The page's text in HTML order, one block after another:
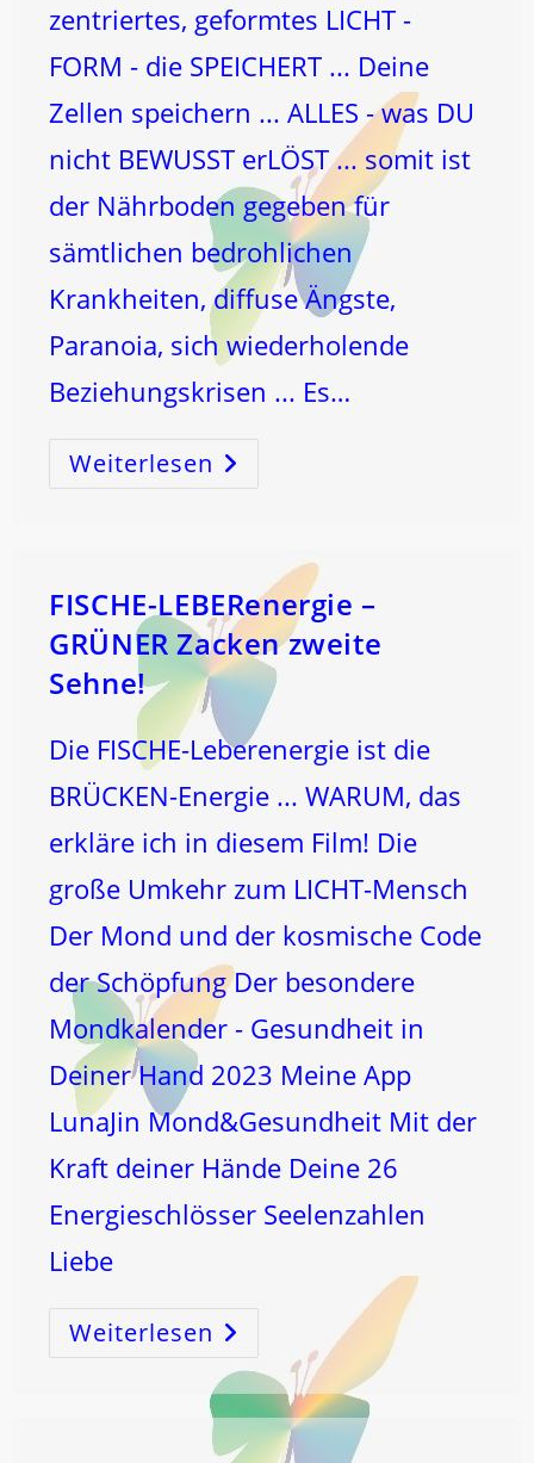
zentriertes, geformtes LICHT -
FORM - die SPEICHERT ... Deine
Zellen speichern ... ALLES - was DU
nicht BEWUSST erLÖST ... somit ist
der Nährboden gegeben für
sämtlichen bedrohlichen
Krankheiten, diffuse Ängste,
Paranoia, sich wiederholende
Beziehungskrisen ... Es…
Weiterlesen TRAUMA
Kannst
Du
FISCHE-LEBERenergie –
GRÜNER Zacken zweite
Sehne!
Die FISCHE-Leberenergie ist die
BRÜCKEN-Energie ... WARUM, das
erkläre ich in diesem Film! Die
große Umkehr zum LICHT-Mensch
Der Mond und der kosmische Code
der Schöpfung Der besondere
Mondkalender - Gesundheit in
Deiner Hand 2023 Meine App
LunaJin Mond&Gesundheit Mit der
Kraft deiner Hände Deine 26
Energieschlösser Seelenzahlen
Liebe
Weiterlesen FISCHE-
LEBERenergie
–
GRÜNER
Zacken
Zweite
Sehne!